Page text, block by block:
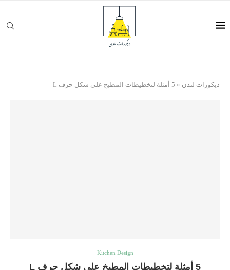
ديكورات لندن » 5 أمثلة لتخطيطات المطبخ على شكل حرف L
Kitchen Design
5 أمثلة لتخطيطات المطبخ على شكل حرف L